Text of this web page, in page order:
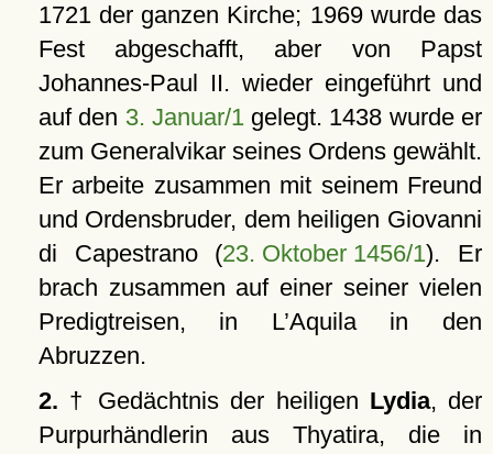
1721 der ganzen Kirche; 1969 wurde das
Fest abgeschafft, aber von Papst
Johannes-Paul II. wieder eingeführt und
auf den 3. Januar/1gelegt. 1438 wurde er
zum Generalvikar seines Ordens gewählt.
Er arbeite zusammen mit seinem Freund
und Ordensbruder, dem heiligen Giovanni
di Capestrano (23. Oktober 1456/1). Er
brach zusammen auf einer seiner vielen
Predigtreisen, in L’Aquila in den
Abruzzen.
2. † Gedächtnis der heiligen Lydia, der
Purpurhändlerin aus Thyatira, die in